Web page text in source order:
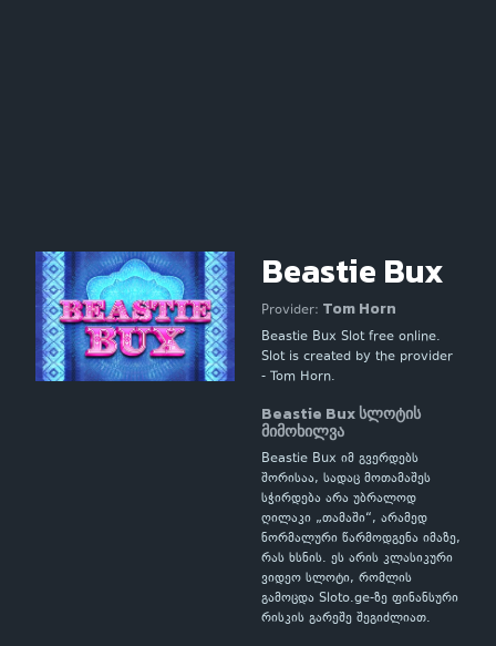
Beastie Bux
Provider: Tom Horn
Beastie Bux Slot free online.
Slot is created by the provider
- Tom Horn.
Beastie Bux სლოტის
მიმოხილვა
Beastie Bux იმ გვერდებს
შორისაა, სადაც მოთამაშეს
სჭირდება არა უბრალოდ
ღილაკი „თამაში“, არამედ
ნორმალური წარმოდგენა იმაზე,
რას ხსნის. ეს არის კლასიკური
ვიდეო სლოტი, რომლის
გამოცდა Sloto.ge-ზე ფინანსური
რისკის გარეშე შეგიძლიათ.